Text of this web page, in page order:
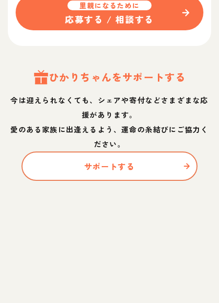
里親になるために
応募する / 相談する
ひかり ちゃんをサポートする
今は迎えられなくても、シェアや寄付などさまざまな応
援があります。
愛のある家族に出逢えるよう、運命の糸結びにご協力く
ださい。
サポートする